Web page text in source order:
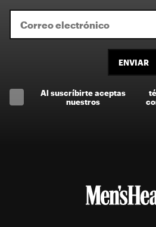
ENVIAR
Al suscríbirte aceptas
nuestros